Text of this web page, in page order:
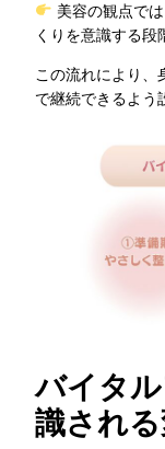
美容の観点で
くりを意識する段
この流れにより、
で継続できるよう
バイタ
識され